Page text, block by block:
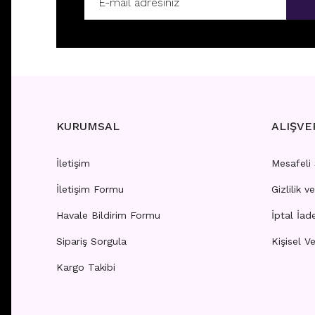
Fiyatları görebilmek içinüye girişi yapınız.
F202-203- GÖBEK PİERCİNGİ
Fiyatları görebilmek için
F208-
KURUMSAL
İletişim
İletişim Formu
Havale Bildirim Formu
Sipariş Sorgula
Kargo Takibi
Mesafeli
Gizlilik
İptal
Kişisel